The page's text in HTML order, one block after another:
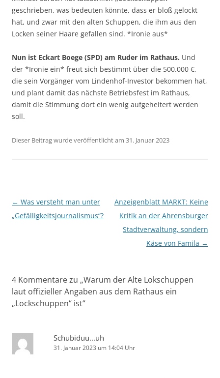
geschrieben, was bedeuten könnte, dass er bloß gelockt
hat, und zwar mit den alten Schuppen, die ihm aus den
Locken seiner Haare gefallen sind. *Ironie aus*
Nun ist Eckart Boege (SPD) am Ruder im Rathaus. Und
der *Ironie ein* freut sich bestimmt über die 500.000 €,
die sein Vorgänger vom Lindenhof-Investor bekommen hat,
und plant damit das nächste Betriebsfest im Rathaus,
damit die Stimmung dort ein wenig aufgeheitert werden
soll.
Dieser Beitrag wurde veröffentlicht am 31. Januar 2023
Beitragsnavigation
← Was versteht man unter
„Gefälligkeitsjournalismus“?
Anzeigenblatt MARKT: Keine
Kritik an der Ahrensburger
Stadtverwaltung, sondern
Käse von Famila →
4 Kommentare zu „Warum der Alte Lokschuppen
laut offizieller Angaben aus dem Rathaus ein
„Lockschuppen“ ist“
Schubiduu...uh
31. Januar 2023 um 14:04 Uhr